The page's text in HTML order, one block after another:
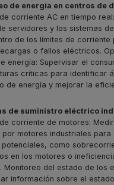
de energía en centros de
corriente AC en tiempo
servidores y los sistemas
de los límites de corriente
o fallos eléctricos.
energía: Supervisar el
críticas para identificar
de energía y mejorar la
de suministro eléctrico
corriente de motores:
por motores industriales
potenciales, como
en los motores o
Monitoreo del estado de los
información sobre el